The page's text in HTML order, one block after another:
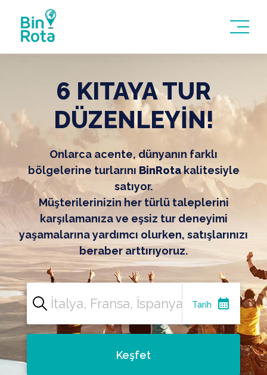
6 KITAYA TUR
DÜZENLEYİN!
Onlarca acente, dünyanın farklı
bölgelerine turlarını BinRotakalitesiyle
satıyor.
Müşterilerinizin her türlü taleplerini
karşılamanıza ve eşsiz tur deneyimi
yaşamalarına yardımcı olurken, satışlarınızı
beraber arttırıyoruz.
Tarih calendar_month
Keşfet